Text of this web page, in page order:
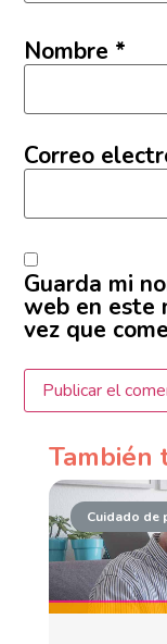
Nombre *
Correo
Guarda mi
web en este
vez que
También
Cuidado de